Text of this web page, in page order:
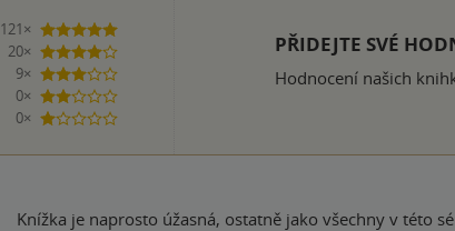
121×
5 hvězdiček
20×
4 hvězdičky
9×
3 hvězdičky
0×
2 hvězdičky
0×
1 hvezdička
PŘIDEJTE SVÉ
Hodnocení našich
Knížka je naprosto úžasná, ostatně jako všechny v této